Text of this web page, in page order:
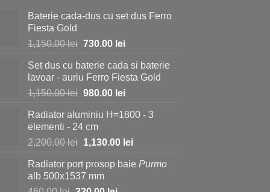
Baterie cada-dus cu set dus Ferro
Fiesta Gold
1,150.00lei Prețul
a
fost:
1,150.00 lei.
730.00 leiPrețul
este:
730.00 lei.
Set dus cu baterie cada si baterie
lavoar - auriu Ferro Fiesta Gold
1,150.00lei Prețul
a
fost:
1,150.00 lei.
980.00 leiPrețul
este:
Radiator aluminiu H=1800 - 3
elementi - 24 cm
2,200.00lei Prețul
a
fost:
1,130.00 leiPrețul
este:
Radiator port prosop baie Purmo
alb 500x1537 mm